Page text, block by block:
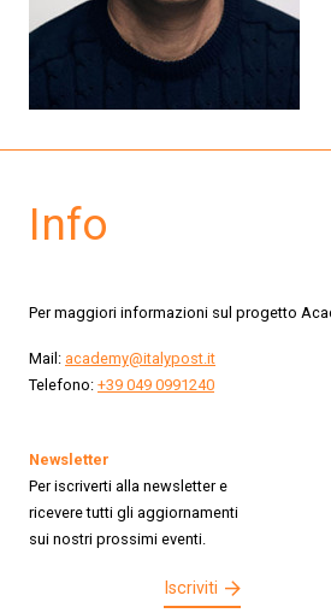
Info
Per maggiori informazioni sul progetto
Mail: academy@italypost.it
Telefono: +39 049 0991240
Newsletter
Per iscriverti alla newsletter e
ricevere tutti gli aggiornamenti
sui nostri prossimi eventi.
Iscriviti